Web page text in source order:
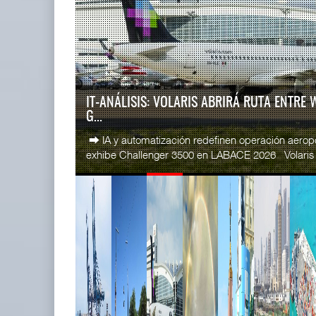
IT-ANÁLISIS: VOLARIS ABRIRÁ RUTA ENTRE
G...
⮕ IA y automatización redefinen operación
exhibe Challenger 3500 en LABACE 2026
IT-ANÁLISIS: Puerto Lázaro
Cárdenas incorpora ...
06 AGO 2026
La ATTRAPI licita red de
telecomunicaciones p ...
06 AGO 2026
READ MORE
SSA
Esperanz
06 JUL
READ MORE
CICE
...
02 JUL
READ MORE
SSA
...
29 JUN
READ MORE